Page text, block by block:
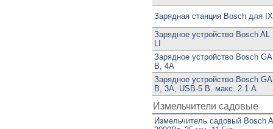
Зарядная станция Bosch для
Зарядное устройство Bosch
LI
Зарядное устройство Bosch
В, 4А
Зарядное устройство Bosch
В, 3А, USB-5 В. макс. 2.1 А
Измельчители садовые
Измельчитель садовый Bosch